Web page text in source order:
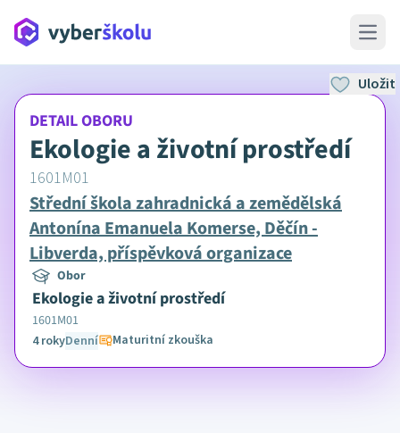
Open
DETAIL OBORU
Ekologie a životní prostředí
1601M01
Střední škola zahradnická a zemědělská
Antonína Emanuela Komerse, Děčín -
Libverda, příspěvková organizace
Obor
Ekologie a životní prostředí
1601M01
4 rokyDenní Maturitní zkouška
Uložit